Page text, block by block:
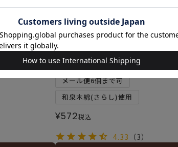
ト＜128＞ 難易度：
入荷しました♪
刺し子 四葉のクローバー
メール便6個まで可
和泉木綿(さらし)使用
¥572税込
4.33 （3）